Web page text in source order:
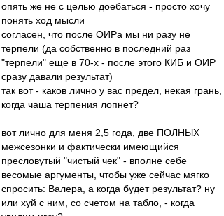
опять же не с целью доебаться - просто хочу
понять ход мысли
согласен, что после ОИРа мы ни разу не
терпели (да собственно в последний раз
"терпели" еще в 70-х - после этого КИБ и ОИР
сразу давали результат)
так вот - каков лично у вас предел, некая грань,
когда чаша терпения лопнет?
вот лично для меня 2,5 года, две ПОЛНЫХ
межсезонки и фактически имеющийся
пресловутый "чистый чек" - вполне себе
весомые аргументы, чтобы уже сейчас мягко
спросить: Валера, а когда будет результат? ну
или хуй с ним, со счетом на табло, - когда